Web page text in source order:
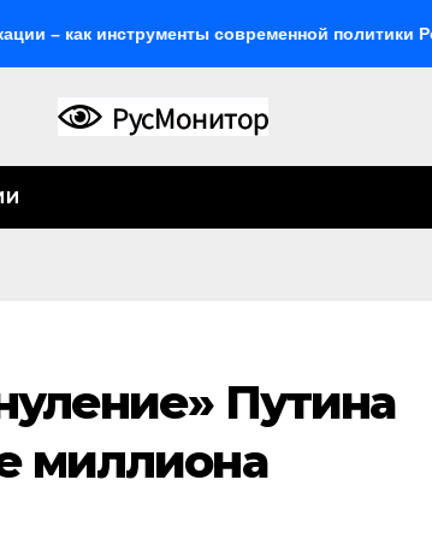
как инструменты современной политики России
Путина
миллиона